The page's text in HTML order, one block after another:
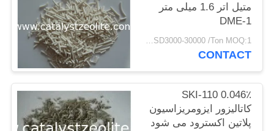
نقشه
سایت
PRIVACY
POLICY
متیل اتر 1.6 میلی متر
DME-1
USD3000-30000 /Ton MOQ:1 کیلوگرم
CONTACT
SKI-110 0.046٪
کاتالیزور ایزومریزاسیون
پلاتین اکسترود می شود